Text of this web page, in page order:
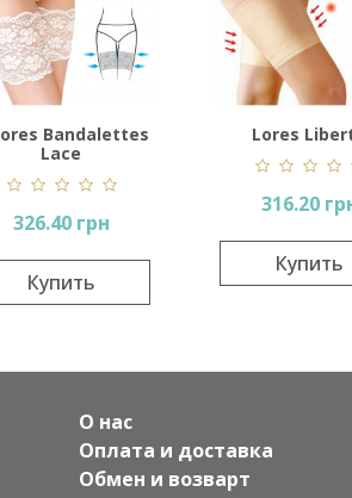
Bandalettes
Lace
326.40 грн
Купить
Lores
316.20
Купить
О нас
Оплата и доставка
Обмен и возварт